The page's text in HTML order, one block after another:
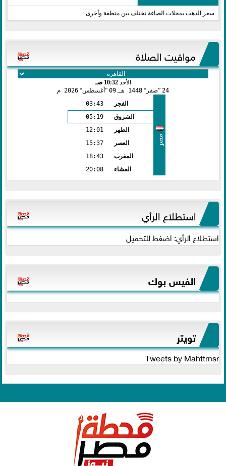
سعر الذهب بمحلات الصاغة تختلف بين منطقة وأخرى
مواقيت الصلاة
الأحد10:32 صـ
24 صفر 1448 هـ 09 أغسطس 2026 م
مصر
الفجر
03:43
الشروق
05:19
الظهر
12:01
العصر
15:37
المغرب
18:43
العشاء
20:08
استطلاع الرأي
استطلاع الرأي: اضغط للتحميل
الفيس بوك
تويتر
Tweets by Mahttmsr